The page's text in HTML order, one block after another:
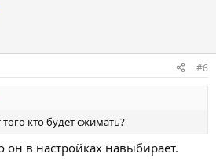
#6
кто будет сжимать?
он в настройках навыбирает.